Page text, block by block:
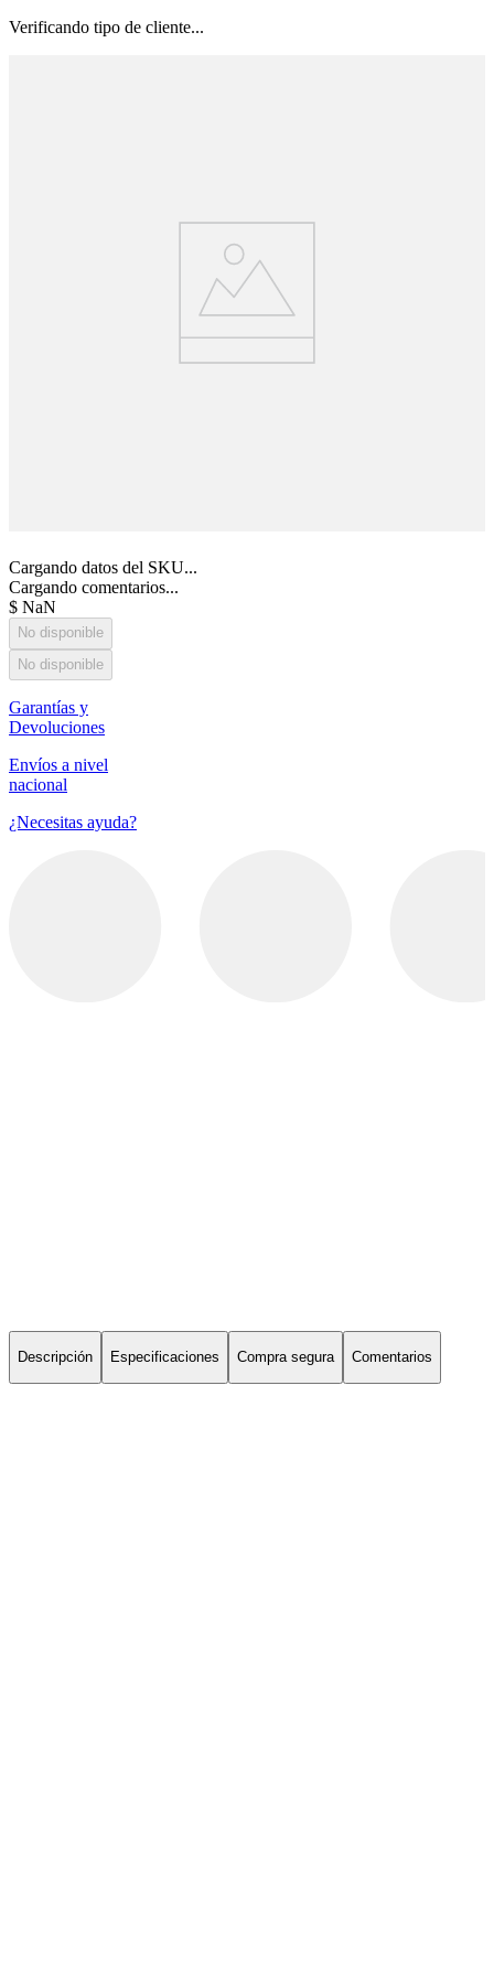
Verificando tipo de cliente...
Cargando datos del SKU...
Cargando comentarios...
$ NaN
No disponible
No disponible
Garantías y
Devoluciones
Envíos a nivel
nacional
¿Necesitas ayuda?
Descripción Especificaciones Compra segura Comentarios